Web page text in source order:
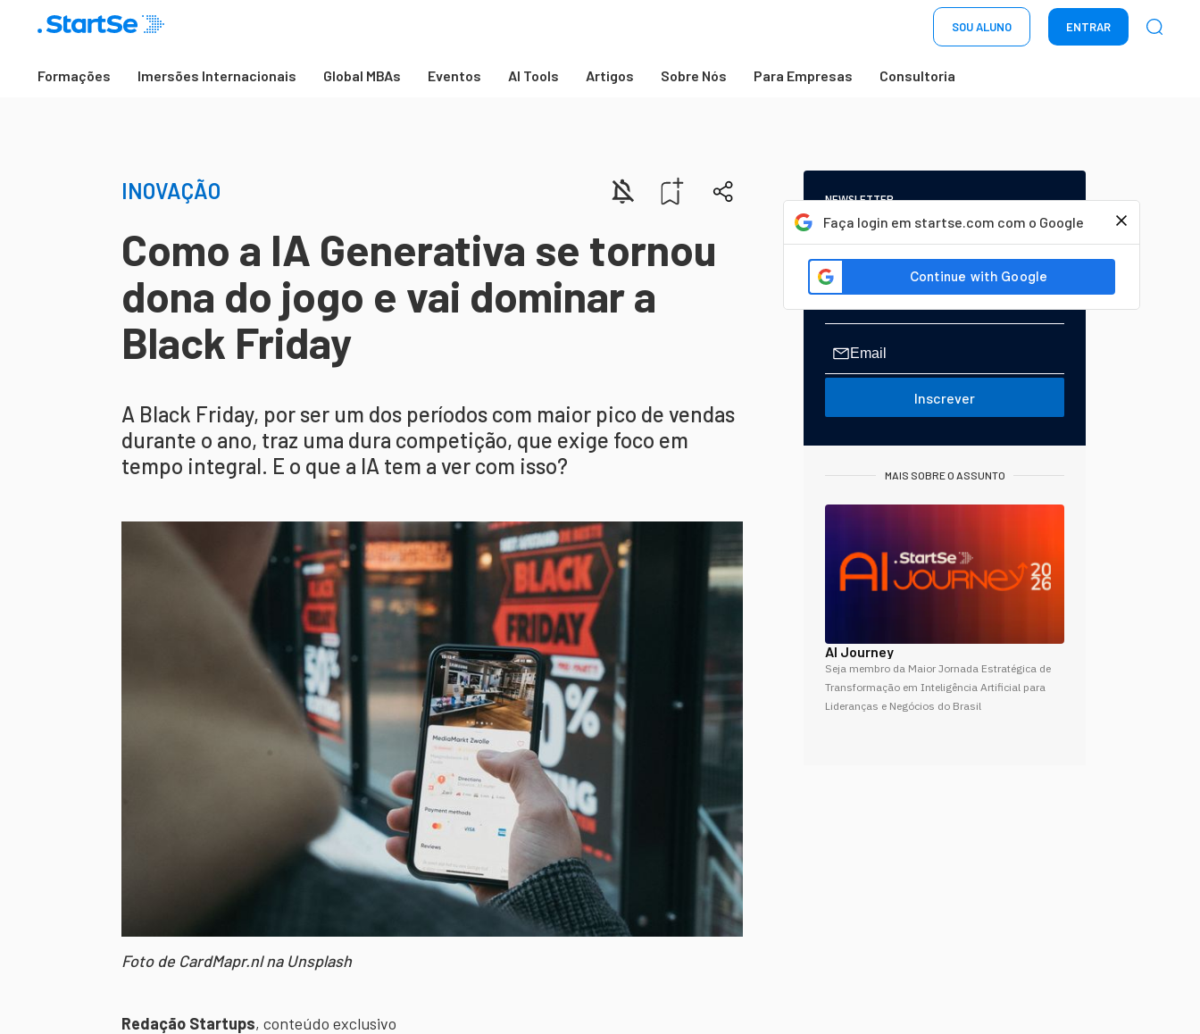
SOU ALUNO ENTRAR
Formações Imersões Internacionais Global MBAs Eventos AI Tools Artigos Sobre Nós Para Empresas Consultoria
Faça login em startse.com com o Google
INOVAÇÃO
Como a IA Generativa se tornou
dona do jogo e vai dominar a
Black Friday
A Black Friday, por ser um dos períodos com maior pico de vendas
durante o ano, traz uma dura competição, que exige foco em
tempo integral. E o que a IA tem a ver com isso?
Foto de CardMapr.nl na Unsplash
Redação Startups, conteúdo exclusivo
NEWSLETTER
Start Seu dia:
A Newsletter do AGORA!
Inscrever
MAIS SOBRE O ASSUNTO
AI Journey
Seja membro da Maior Jornada Estratégica de
Transformação em Inteligência Artificial para
Lideranças e Negócios do Brasil